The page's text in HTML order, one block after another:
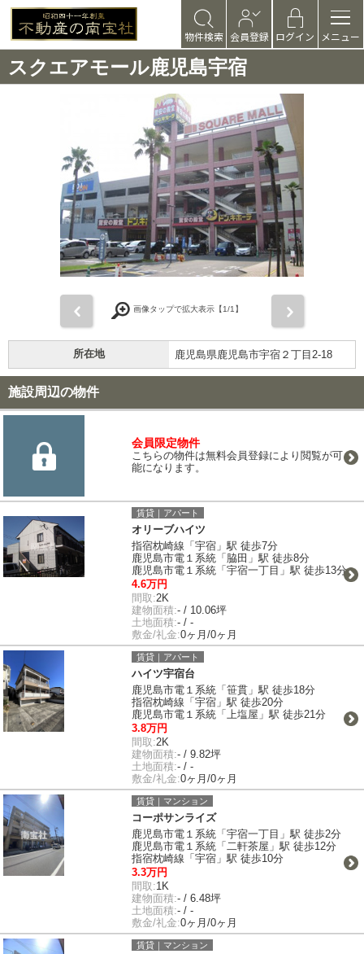
物件検索 会員登録 ログイン メニュー
スクエアモール鹿児島宇宿
画像タップで拡大表示【1/1】
所在地 鹿児島県鹿児島市宇宿２丁目2-18
施設周辺の物件
会員限定物件
こちらの物件は無料会員登録により閲覧が可
能になります。
賃貸｜アパート
オリーブハイツ
指宿枕崎線「宇宿」駅 徒歩7分
鹿児島市電１系統「脇田」駅 徒歩8分
鹿児島市電１系統「宇宿一丁目」駅 徒歩13分
4.6万円
間取:2K
建物面積:- / 10.06坪
土地面積:- / -
敷金/礼金:0ヶ月/0ヶ月
賃貸｜アパート
ハイツ宇宿台
鹿児島市電１系統「笹貫」駅 徒歩18分
指宿枕崎線「宇宿」駅 徒歩20分
鹿児島市電１系統「上塩屋」駅 徒歩21分
3.8万円
間取:2K
建物面積:- / 9.82坪
土地面積:- / -
敷金/礼金:0ヶ月/0ヶ月
賃貸｜マンション
コーポサンライズ
鹿児島市電１系統「宇宿一丁目」駅 徒歩2分
鹿児島市電１系統「二軒茶屋」駅 徒歩12分
指宿枕崎線「宇宿」駅 徒歩10分
3.3万円
間取:1K
建物面積:- / 6.48坪
土地面積:- / -
敷金/礼金:0ヶ月/0ヶ月
賃貸｜マンション